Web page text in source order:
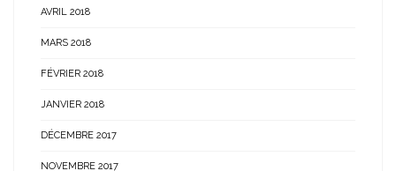
AVRIL 2018
MARS 2018
FÉVRIER 2018
JANVIER 2018
DÉCEMBRE 2017
NOVEMBRE 2017